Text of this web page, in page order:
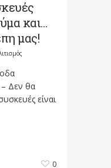
και…
μας!
– Δεν θα
είναι
0